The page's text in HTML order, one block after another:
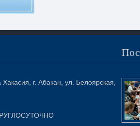
г. Абакан, ул. Белоярская,